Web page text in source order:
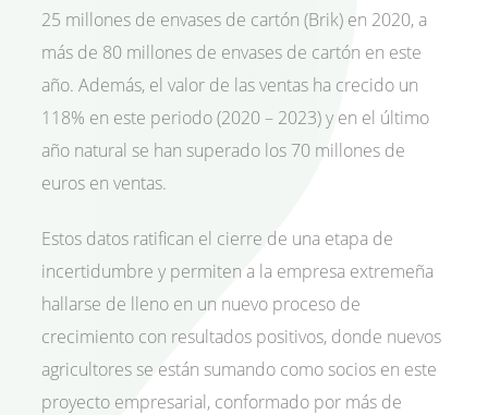
25 millones de envases de cartón (Brik) en 2020, a
más de 80 millones de envases de cartón en este
año. Además, el valor de las ventas ha crecido un
118% en este periodo (2020 – 2023) y en el último
año natural se han superado los 70 millones de
euros en ventas.
Estos datos ratifican el cierre de una etapa de
incertidumbre y permiten a la empresa extremeña
hallarse de lleno en un nuevo proceso de
crecimiento con resultados positivos, donde nuevos
agricultores se están sumando como socios en este
proyecto empresarial, conformado por más de